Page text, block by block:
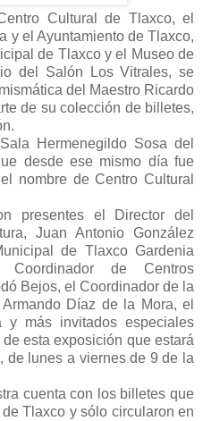
Cultural de Tlaxco, el
y el Ayuntamiento de Tlaxco,
de Tlaxco y el Museo de
del Salón Los Vitrales, se
del Maestro Ricardo
de su colección de billetes,
Hermenegildo Sosa del
desde ese mismo día fue
nombre de Centro Cultural
presentes el Director del
Juan Antonio González
de Tlaxco Gardenia
Coordinador de Centros
Bejos, el Coordinador de la
Díaz de la Mora, el
y más invitados especiales
esta exposición que estará
de lunes a viernes de 9 de la
cuenta con los billetes que
Tlaxco y sólo circularon en